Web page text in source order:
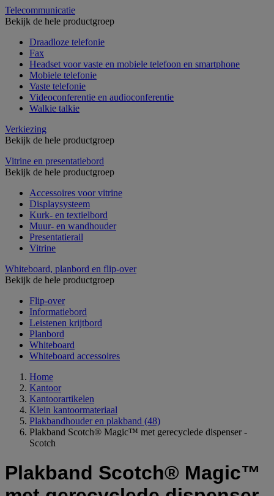
Telecommunicatie
Bekijk de hele productgroep
Draadloze telefonie
Fax
Headset voor vaste en mobiele telefoon en smartphone
Mobiele telefonie
Vaste telefonie
Videoconferentie en audioconferentie
Walkie talkie
Verkiezing
Bekijk de hele productgroep
Vitrine en presentatiebord
Bekijk de hele productgroep
Accessoires voor vitrine
Displaysysteem
Kurk- en textielbord
Muur- en wandhouder
Presentatierail
Vitrine
Whiteboard, planbord en flip-over
Bekijk de hele productgroep
Flip-over
Informatiebord
Leistenen krijtbord
Planbord
Whiteboard
Whiteboard accessoires
Home
Kantoor
Kantoorartikelen
Klein kantoormateriaal
Plakbandhouder en plakband (48)
Plakband Scotch® Magic™ met gerecyclede dispenser -
Scotch
Plakband Scotch® Magic™